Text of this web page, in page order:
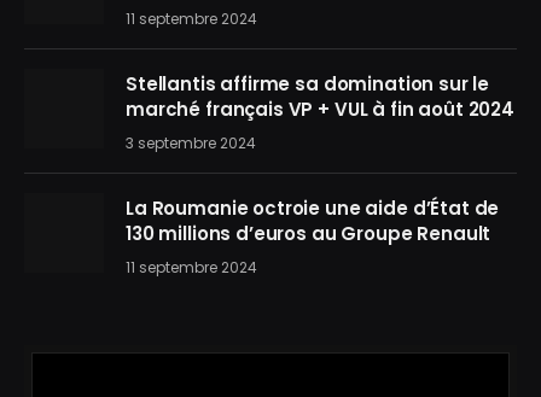
11 septembre 2024
Stellantis affirme sa domination sur le
marché français VP + VUL à fin août 2024
3 septembre 2024
La Roumanie octroie une aide d’État de
130 millions d’euros au Groupe Renault
11 septembre 2024